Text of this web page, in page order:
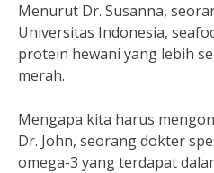
Menurut Dr. Susanna,
Universitas Indonesia,
protein hewani yang lebih
merah.
Mengapa kita harus
Dr. John, seorang dokter
omega-3 yang terdapat